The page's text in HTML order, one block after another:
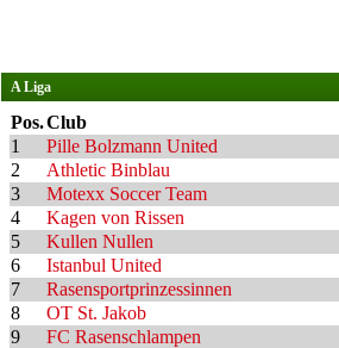
A Liga
Pos.Club
1
Pille Bolzmann United
2
Athletic Binblau
3
Motexx Soccer Team
4
Kagen von Rissen
5
Kullen Nullen
6
Istanbul United
7
Rasensportprinzessinnen
8
OT St. Jakob
9
FC Rasenschlampen